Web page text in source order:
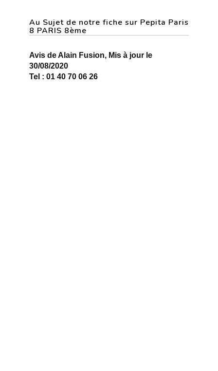
Au Sujet de notre fiche sur Pepita Paris
8 PARIS 8ème
Avis de Alain Fusion, Mis à jour le
30/08/2020
Tel : 01 40 70 06 26